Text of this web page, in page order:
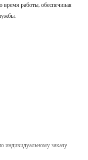
работы, обеспечивая
индивидуальному заказу